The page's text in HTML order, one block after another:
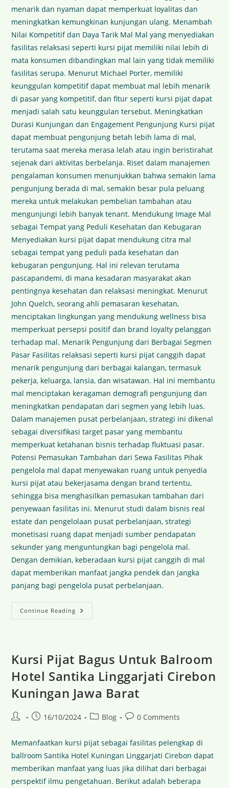
menarik dan nyaman dapat memperkuat loyalitas dan
meningkatkan kemungkinan kunjungan ulang. Menambah
Nilai Kompetitif dan Daya Tarik Mal Mal yang menyediakan
fasilitas relaksasi seperti kursi pijat memiliki nilai lebih di
mata konsumen dibandingkan mal lain yang tidak memiliki
fasilitas serupa. Menurut Michael Porter, memiliki
keunggulan kompetitif dapat membuat mal lebih menarik
di pasar yang kompetitif, dan fitur seperti kursi pijat dapat
menjadi salah satu keunggulan tersebut. Meningkatkan
Durasi Kunjungan dan Engagement Pengunjung Kursi pijat
dapat membuat pengunjung betah lebih lama di mal,
terutama saat mereka merasa lelah atau ingin beristirahat
sejenak dari aktivitas berbelanja. Riset dalam manajemen
pengalaman konsumen menunjukkan bahwa semakin lama
pengunjung berada di mal, semakin besar pula peluang
mereka untuk melakukan pembelian tambahan atau
mengunjungi lebih banyak tenant. Mendukung Image Mal
sebagai Tempat yang Peduli Kesehatan dan Kebugaran
Menyediakan kursi pijat dapat mendukung citra mal
sebagai tempat yang peduli pada kesehatan dan
kebugaran pengunjung. Hal ini relevan terutama
pascapandemi, di mana kesadaran masyarakat akan
pentingnya kesehatan dan relaksasi meningkat. Menurut
John Quelch, seorang ahli pemasaran kesehatan,
menciptakan lingkungan yang mendukung wellness bisa
memperkuat persepsi positif dan brand loyalty pelanggan
terhadap mal. Menarik Pengunjung dari Berbagai Segmen
Pasar Fasilitas relaksasi seperti kursi pijat canggih dapat
menarik pengunjung dari berbagai kalangan, termasuk
pekerja, keluarga, lansia, dan wisatawan. Hal ini membantu
mal menciptakan keragaman demografi pengunjung dan
meningkatkan pendapatan dari segmen yang lebih luas.
Dalam manajemen pusat perbelanjaan, strategi ini dikenal
sebagai diversifikasi target pasar yang membantu
memperkuat ketahanan bisnis terhadap fluktuasi pasar.
Potensi Pemasukan Tambahan dari Sewa Fasilitas Pihak
pengelola mal dapat menyewakan ruang untuk penyedia
kursi pijat atau bekerjasama dengan brand tertentu,
sehingga bisa menghasilkan pemasukan tambahan dari
penyewaan fasilitas ini. Menurut studi dalam bisnis real
estate dan pengelolaan pusat perbelanjaan, strategi
monetisasi ruang dapat menjadi sumber pendapatan
sekunder yang menguntungkan bagi pengelola mal.
Dengan demikian, keberadaan kursi pijat canggih di mal
dapat memberikan manfaat jangka pendek dan jangka
panjang bagi pengelola pusat perbelanjaan.
Continue Reading
Kursi Pijat Bagus Untuk Balroom
Hotel Santika Linggarjati Cirebon
Kuningan Jawa Barat
16/10/2024 Blog 0 Comments
Memanfaatkan kursi pijat sebagai fasilitas pelengkap di
ballroom Santika Hotel Kuningan Linggarjati Cirebon dapat
memberikan manfaat yang luas jika dilihat dari berbagai
perspektif ilmu pengetahuan. Berikut adalah beberapa